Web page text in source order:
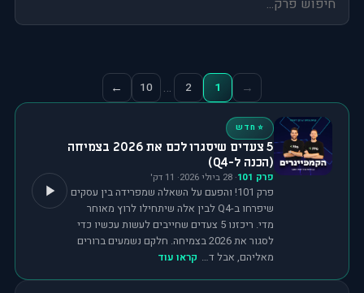
→
1
2
…
10
←
⭐ חדש
5 צעדים שיסגרו לכם את 2026 בצמיחה
(הכנה ל-Q4)
פרק 101
·28 ביולי 2026 ·
11 דק'
פרק 101! והפעם על השאלה שמפרידה בין עסקים
שיפרחו ב-Q4 לבין אלה שיתחילו לרוץ מאוחר
מדי. ריכזנו 5 צעדים שחייבים לעשות עכשיו כדי
לסגור את 2026 בצמיחה. חלקם נשמעים ברורים
מאליהם, אבל ד… קראו עוד